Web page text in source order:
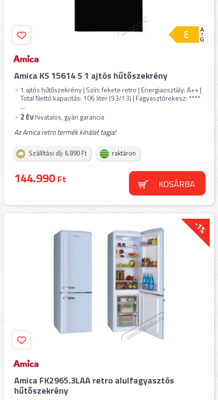
Amica KS 15614 S 1 ajtós hűtőszekrény
1 ajtós hűtőszekrény | Szín: fekete retro | Energiaosztály: A++ |
Total Nettó kapacitás: 106 liter (93/13) | Fagyasztórekesz: ****
...
2 ÉVhivatalos, gyári garancia
Az Amica retro termék kínálat tagja!
Szállítási díj: 6.890 Ft raktáron
144.990Ft KOSÁRBA
-1%
Amica FK2965.3LAA retro alulfagyasztós
hűtőszekrény